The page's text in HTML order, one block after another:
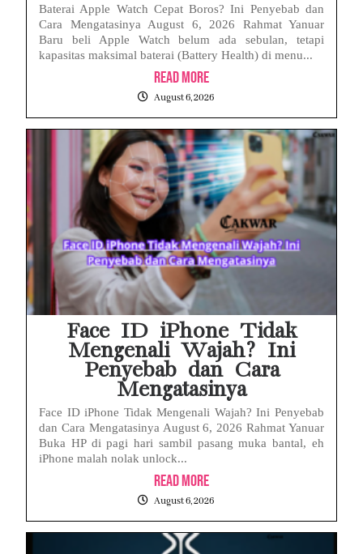
Baterai Apple Watch Cepat Boros? Ini Penyebab dan
Cara Mengatasinya August 6, 2026 Rahmat Yanuar
Baru beli Apple Watch belum ada sebulan, tetapi
kapasitas maksimal baterai (Battery Health) di menu...
Read More
August 6, 2026
Face ID iPhone Tidak
Mengenali Wajah? Ini
Penyebab dan Cara
Mengatasinya
Face ID iPhone Tidak Mengenali Wajah? Ini Penyebab
dan Cara Mengatasinya August 6, 2026 Rahmat Yanuar
Buka HP di pagi hari sambil pasang muka bantal, eh
iPhone malah nolak unlock...
Read More
August 6, 2026